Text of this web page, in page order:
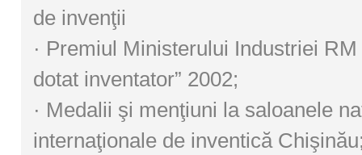
de invenţii
· Premiul Ministerului Industriei
dotat inventator” 2002;
· Medalii şi menţiuni la saloanele
internaţionale de inventică